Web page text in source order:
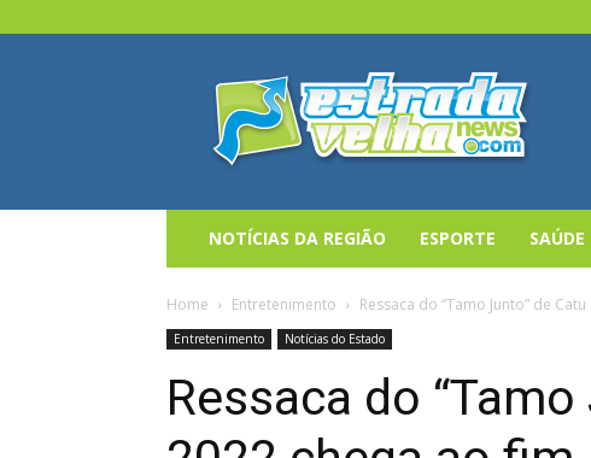
Estrada
Velha
News
NOTÍCIAS DA REGIÃO ESPORTE SAÚDE
Home Entretenimento Ressaca do “Tamo Junto” de
Entretenimento Notícias do Estado
Ressaca do